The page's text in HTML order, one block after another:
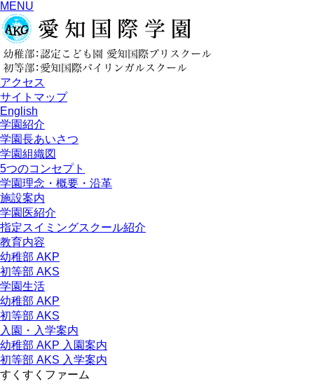
MENU
アクセス
サイトマップ
English
学園紹介
学園長あいさつ
学園組織図
5つのコンセプト
学園理念・概要・沿革
施設案内
学園医紹介
指定スイミングスクール紹介
教育内容
幼稚部 AKP
初等部 AKS
学園生活
幼稚部 AKP
初等部 AKS
入園・入学案内
幼稚部 AKP 入園案内
初等部 AKS 入学案内
すくすくファーム